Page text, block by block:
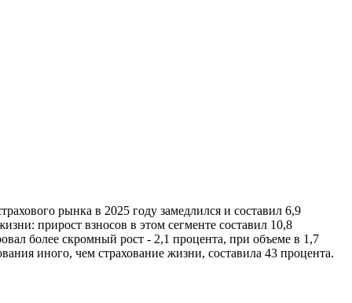
рынка в 2025 году замедлился и составил 6,9
прирост взносов в этом сегменте составил 10,8
более скромный рост - 2,1 процента, при объеме в 1,7
иного, чем страхование жизни, составила 43 процента.